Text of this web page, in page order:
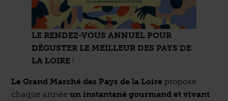
LE RENDEZ-VOUS ANNUEL POUR
DÉGUSTER LE MEILLEUR DES PAYS DE
LA LOIRE !
Le Grand Marché des Pays de la Loire propose
chaque annéeun instantané gourmand et vivant